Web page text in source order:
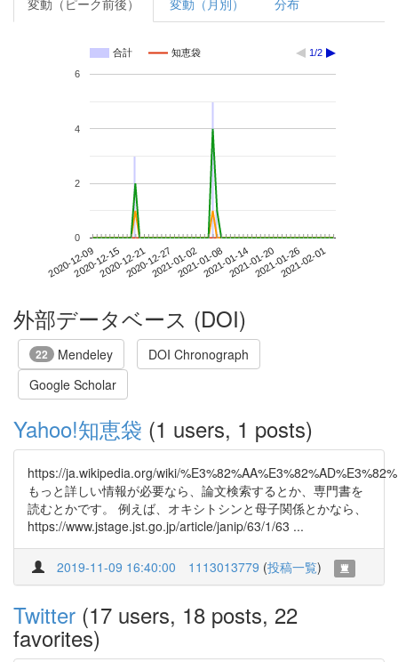
変動（ピーク前後） 変動（月別） 分布
合計 知恵袋 1/2
2020-12-092020-12-152020-12-212020-12-272021-01-022021-01-082021-01-142021-01-202021-01-262021-02-01
0
2
4
6
外部データベース (DOI)
22 Mendeley
DOI Chronograph
Google Scholar
Yahoo!知恵袋 (1 users, 1 posts)
https://ja.wikipedia.org/wiki/
もっと詳しい情報が必要なら、論文検索するとか、専門書を
読むとかです。 例えば、オキシトシンと母子関係とかなら、
https://www.jstage.jst.go.jp/article/janip/63/1/63 ...
2019-11-09 16:40:00 1113013779 (投稿一覧)
Twitter (17 users, 18 posts, 22
favorites)